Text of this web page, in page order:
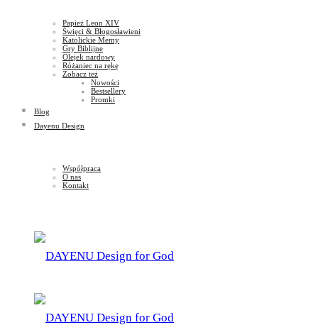
Papież Leon XIV
Święci & Błogosławieni
Katolickie Memy
Gry Biblijne
Olejek nardowy
Różaniec na rękę
Zobacz też
Nowości
Bestsellery
Promki
Blog
Dayenu Design
Współpraca
O nas
Kontakt